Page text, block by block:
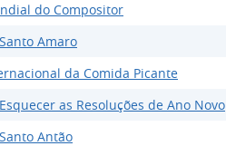
do Compositor
Amaro
da Comida Picante
as Resoluções de Ano Novo
Antão